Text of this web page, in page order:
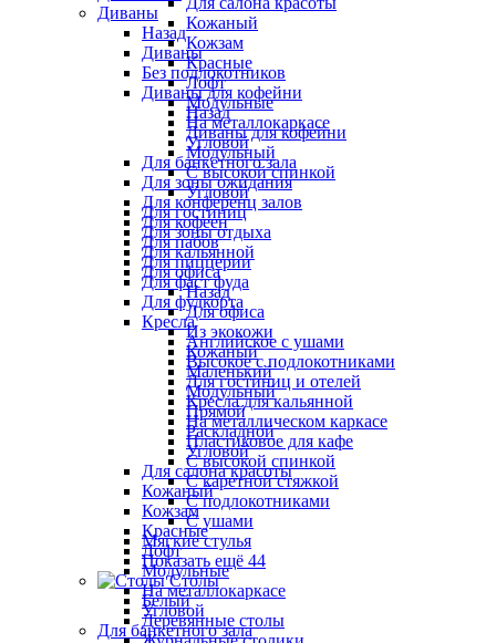
Кожаный
Кожзам
Красные
Лофт
Модульные
На металлокаркасе
Угловой
Для банкетного зала
Для зоны ожидания
Для конференц залов
Для кофеен
Для пабов
Для пиццерии
Для фаст фуда
Для фудкорта
Кресла
Английское с ушами
Высокое с подлокотниками
Для гостиниц и отелей
Кресла для кальянной
На металлическом каркасе
Пластиковое для кафе
С высокой спинкой
С каретной стяжкой
С подлокотниками
С ушами
Мягкие стулья
Показать ещё 44
Столы
Белый
Деревянные столы
Диваны
Назад
Диваны
Без подлокотников
Диваны для кофейни
Назад
Диваны для кофейни
Модульный
С высокой спинкой
Угловой
Для гостиниц
Для зоны отдыха
Для кальянной
Для офиса
Назад
Для офиса
Из экокожи
Кожаный
Маленький
Модульный
Прямой
Раскладной
Угловой
Для салона красоты
Кожаный
Кожзам
Красные
Лофт
Модульные
На металлокаркасе
Угловой
Для банкетного зала